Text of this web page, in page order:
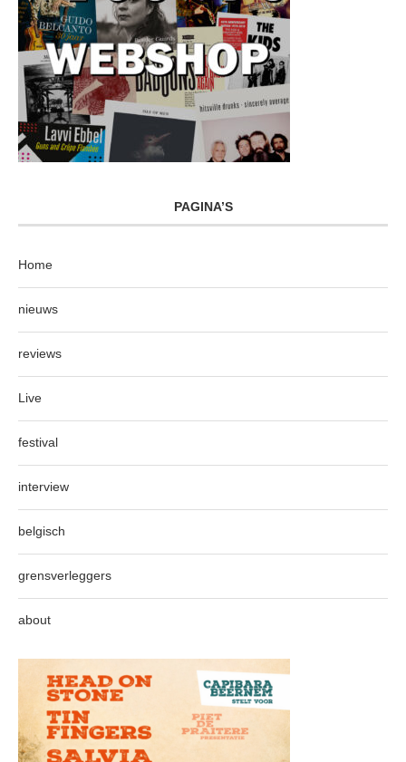
PAGINA’S
Home
nieuws
reviews
Live
festival
interview
belgisch
grensverleggers
about